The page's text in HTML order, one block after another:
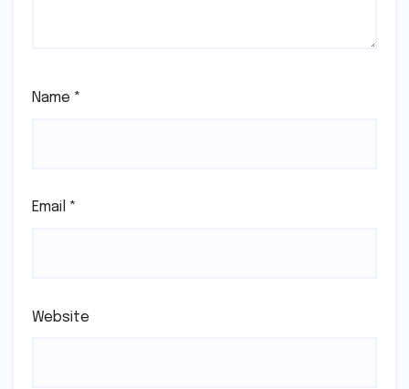
Name *
Email *
Website